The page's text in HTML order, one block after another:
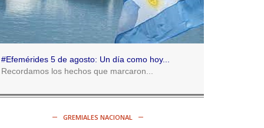
Consenso Patagónico
@consensopatagon
5d
Consenso Patagónico
#Efemérides 5 de agosto: Un día como hoy...
Recordamos los hechos que marcaron...
GREMIALES NACIONAL